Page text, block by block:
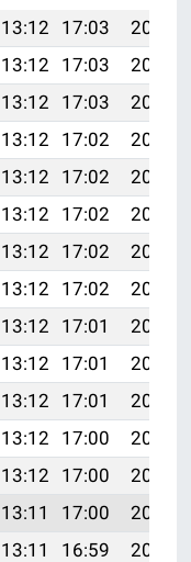
13:12 17:03
20:24
13:12 17:03
20:23
13:12 17:03
20:22
13:12 17:02
20:21
13:12 17:02
20:20
13:12 17:02
20:19
13:12 17:02
20:18
13:12 17:02
20:17
13:12 17:01
20:16
13:12 17:01
20:15
13:12 17:01
20:14
13:12 17:00
20:13
13:12 17:00
20:12
13:11 17:00
20:11
13:11 16:59
20:10